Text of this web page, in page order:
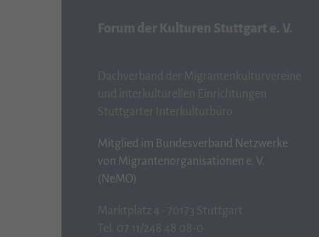
Forum der Kulturen Stuttgart e. V.
Dachverband der Migrantenkulturvereine
und interkulturellen Einrichtungen
Stuttgarter Interkulturbüro
Mitglied im Bundesverband Netzwerke
von Migrantenorganisationen e. V.
(NeMO)
Marktplatz 4 · 70173 Stuttgart
Tel. 07 11/248 48 08-0